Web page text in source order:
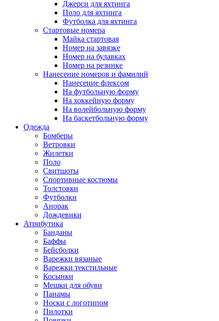
Джерси для яхтинга
Поло для яхтинга
Футболка для яхтинга
Стартовые номера
Майка стартовая
Номер на завязке
Номер на булавках
Номер на резинке
Нанесение номеров и фамилий
Нанесение флексом
На футбольную форму
На хоккейную форму
На волейбольную форму
На баскетбольную форму
Одежда
Бомберы
Ветровки
Жилетки
Поло
Свитшоты
Спортивные костюмы
Толстовки
Футболки
Анорак
Дождевики
Атрибутика
Банданы
Баффы
Бейсболки
Варежки вязаные
Варежки текстильные
Косынки
Мешки для обуви
Панамы
Носки с логотипом
Пилотки